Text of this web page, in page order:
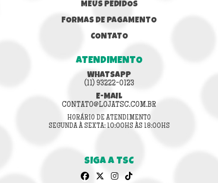
MEUS PEDIDOS
FORMAS DE PAGAMENTO
CONTATO
ATENDIMENTO
WHATSAPP
(11) 93222-0123
E-MAIL
CONTATO@LOJATSC.COM.BR
HORÁRIO DE ATENDIMENTO
SEGUNDA À SEXTA: 10:00HS ÀS 18:00HS
SIGA A TSC